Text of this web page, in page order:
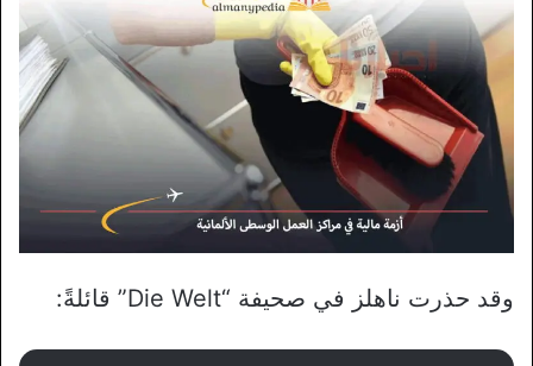
وقد حذرت ناهلز في صحيفة “Die Welt” قائلةً: